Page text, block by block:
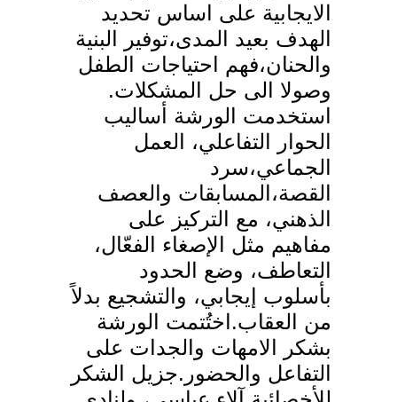
الايجابية على اساس تحديد
الهدف بعيد المدى،توفير البنية
والحنان،فهم احتياجات الطفل
وصولا الى حل المشكلات.
استخدمت الورشة أساليب
الحوار التفاعلي، العمل
الجماعي،سرد
القصة،المسابقات والعصف
الذهني، مع التركيز على
مفاهيم مثل الإصغاء الفعّال،
التعاطف، وضع الحدود
بأسلوب إيجابي، والتشجيع بدلاً
من العقاب.اختُتمت الورشة
بشكر الامهات والجدات على
التفاعل والحضور.جزيل الشكر